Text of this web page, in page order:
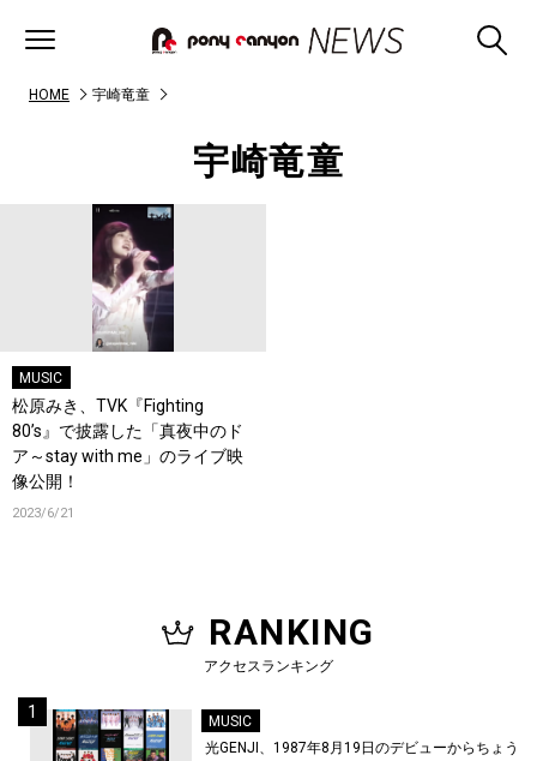
HOME 宇崎竜童
宇崎竜童
MUSIC
松原みき、TVK『Fighting
80’s』で披露した「真夜中のド
ア～stay with me」のライブ映
像公開！
2023/6/21
RANKING
アクセスランキング
MUSIC
光GENJI、1987年8月19日のデビューからちょう